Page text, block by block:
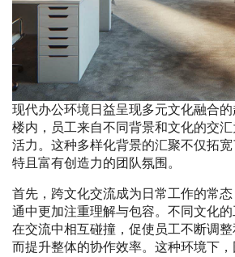
现代办公环境日益呈现多元文化融合
楼内，员工来自不同背景和文化的交
活力。这种多样化背景的汇聚不仅拓
特且富有创造力的团队氛围。
首先，跨文化交流成为日常工作的常
通中更加注重理解与包容。不同文化
在交流中相互碰撞，促使员工不断调
而提升整体的协作效率。这种环境下